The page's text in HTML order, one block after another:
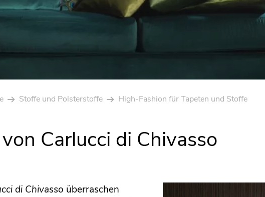
Stoffe und Polsterstoffe High-Fashion für Tapeten und Stoffe
Carlucci di Chivasso
di Chivasso überraschen